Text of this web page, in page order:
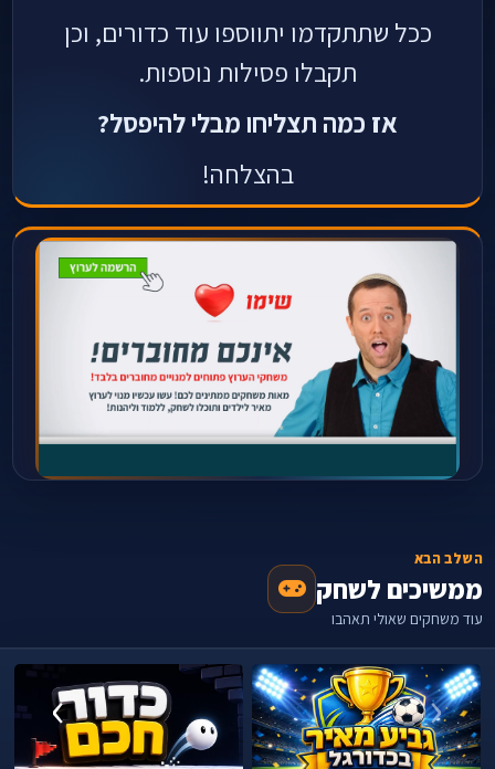
ככל שתתקדמו יתווספו עוד כדורים, וכן
תקבלו פסילות נוספות.
אז כמה תצליחו מבלי להיפסל?
בהצלחה!
השלב הבא
ממשיכים לשחק
עוד משחקים שאולי תאהבו
‹
›